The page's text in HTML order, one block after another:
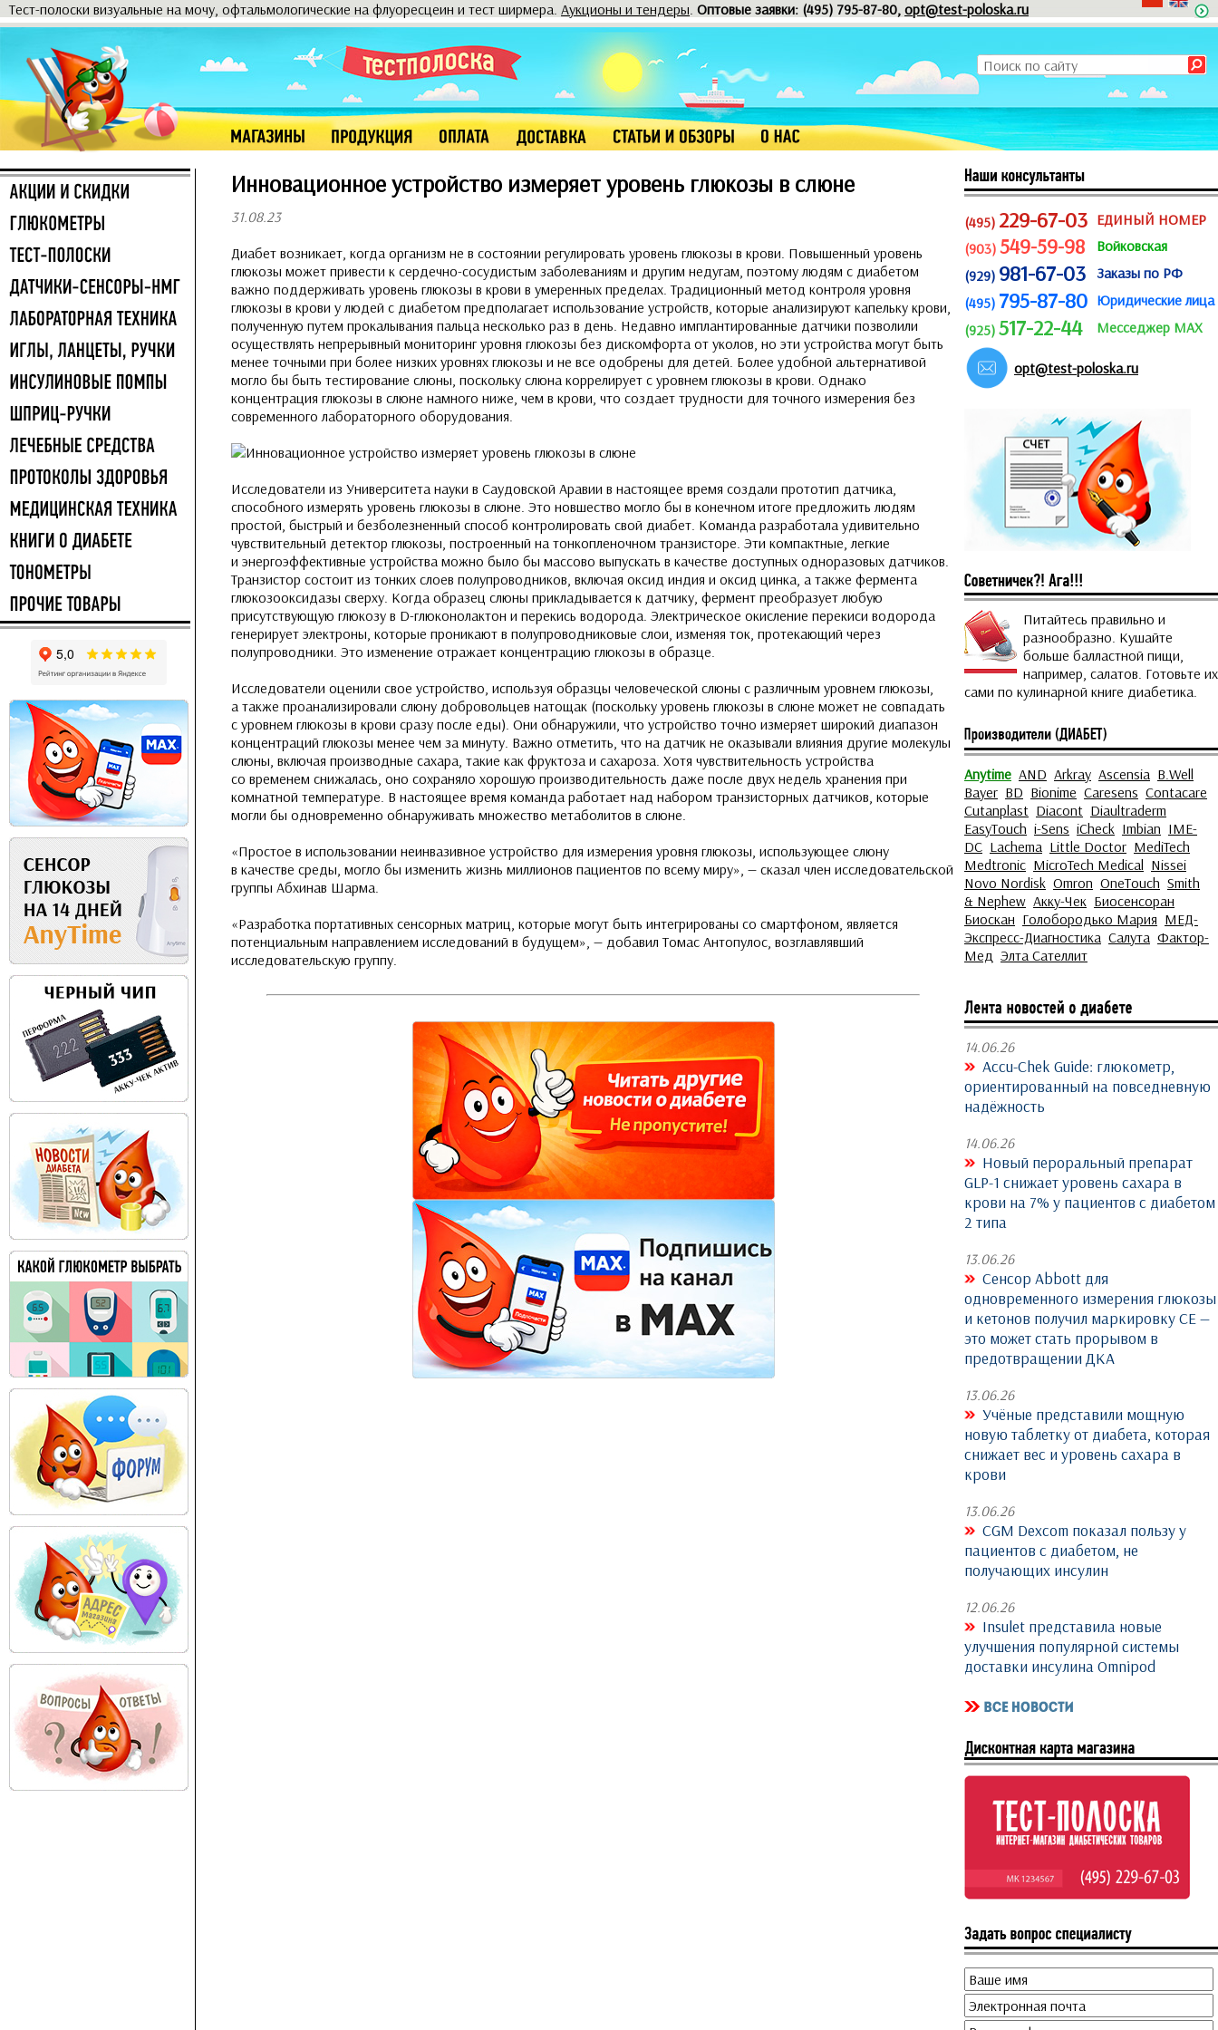
Тест-полоски визуальные на мочу, офтальмологические на флуоресцеин и тест ширмера. Аукционы и тендеры. Оптовые заявки: (495) 795-87-80, opt@test-poloska.ru
Инновационное устройство измеряет уровень глюкозы в слюне
31.08.23
Диабет возникает, когда организм не в состоянии регулировать уровень глюкозы в крови. Повышенный уровень
глюкозы может привести к сердечно-сосудистым заболеваниям и другим недугам, поэтому людям с диабетом
важно поддерживать уровень глюкозы в крови в умеренных пределах. Традиционный метод контроля уровня
глюкозы в крови у людей с диабетом предполагает использование устройств, которые анализируют капельку крови,
полученную путем прокалывания пальца несколько раз в день. Недавно имплантированные датчики позволили
осуществлять непрерывный мониторинг уровня глюкозы без дискомфорта от уколов, но эти устройства могут быть
менее точными при более низких уровнях глюкозы и не все одобрены для детей. Более удобной альтернативой
могло бы быть тестирование слюны, поскольку слюна коррелирует с уровнем глюкозы в крови. Однако
концентрация глюкозы в слюне намного ниже, чем в крови, что создает трудности для точного измерения без
современного лабораторного оборудования.
Исследователи из Университета науки в Саудовской Аравии в настоящее время создали прототип датчика,
способного измерять уровень глюкозы в слюне. Это новшество могло бы в конечном итоге предложить людям
простой, быстрый и безболезненный способ контролировать свой диабет. Команда разработала удивительно
чувствительный детектор глюкозы, построенный на тонкопленочном транзисторе. Эти компактные, легкие
и энергоэффективные устройства можно было бы массово выпускать в качестве доступных одноразовых датчиков.
Транзистор состоит из тонких слоев полупроводников, включая оксид индия и оксид цинка, а также фермента
глюкозооксидазы сверху. Когда образец слюны прикладывается к датчику, фермент преобразует любую
присутствующую глюкозу в D-глюконолактон и перекись водорода. Электрическое окисление перекиси водорода
генерирует электроны, которые проникают в полупроводниковые слои, изменяя ток, протекающий через
полупроводники. Это изменение отражает концентрацию глюкозы в образце.
Исследователи оценили свое устройство, используя образцы человеческой слюны с различным уровнем глюкозы,
а также проанализировали слюну добровольцев натощак (поскольку уровень глюкозы в слюне может не совпадать
с уровнем глюкозы в крови сразу после еды). Они обнаружили, что устройство точно измеряет широкий диапазон
концентраций глюкозы менее чем за минуту. Важно отметить, что на датчик не оказывали влияния другие молекулы
слюны, включая производные сахара, такие как фруктоза и сахароза. Хотя чувствительность устройства
со временем снижалась, оно сохраняло хорошую производительность даже после двух недель хранения при
комнатной температуре. В настоящее время команда работает над набором транзисторных датчиков, которые
могли бы одновременно обнаруживать множество метаболитов в слюне.
«Простое в использовании неинвазивное устройство для измерения уровня глюкозы, использующее слюну
в качестве среды, могло бы изменить жизнь миллионов пациентов по всему миру», — сказал член исследовательской
группы Абхинав Шарма.
«Разработка портативных сенсорных матриц, которые могут быть интегрированы со смартфоном, является
потенциальным направлением исследований в будущем», — добавил Томас Антопулос, возглавлявший
исследовательскую группу.
(495) 229-67-03 ЕДИНЫЙ НОМЕР
(903) 549-59-98
Войковская
(929) 981-67-03 Заказы по РФ
(495) 795-87-80 Юридические лица
(925) 517-22-44 Месседжер MAX
opt@test-poloska.ru
Питайтесь правильно и
разнообразно. Кушайте
больше балластной пищи,
например, салатов. Готовьте их
сами по кулинарной книге диабетика.
Anytime AND Arkray Ascensia B.Well
Bayer BD Bionime Caresens Contacare
Cutanplast Diacont Diaultraderm
EasyTouch i-Sens iCheck Imbian IME-
DC Lachema Little Doctor MediTech
Medtronic MicroTech Medical Nissei
Novo Nordisk Omron OneTouch Smith
& Nephew Акку-Чек Биосенсоран
Биоскан Голобородько Мария МЕД-
Экспресс-Диагностика Салута Фактор-
Мед Элта Сателлит
14.06.26
Accu-Chek Guide: глюкометр,
ориентированный на повседневную
надёжность
14.06.26
Новый пероральный препарат
GLP-1 снижает уровень сахара в
крови на 7% у пациентов с диабетом
2 типа
13.06.26
Сенсор Abbott для
одновременного измерения глюкозы
и кетонов получил маркировку CE —
это может стать прорывом в
предотвращении ДКА
13.06.26
Учёные представили мощную
новую таблетку от диабета, которая
снижает вес и уровень сахара в
крови
13.06.26
CGM Dexcom показал пользу у
пациентов с диабетом, не
получающих инсулин
12.06.26
Insulet представила новые
улучшения популярной системы
доставки инсулина Omnipod